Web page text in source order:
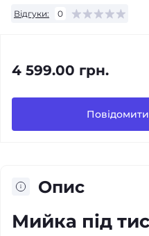
Відгуки: 0
4 599.00 грн.
Опис
Мийка під